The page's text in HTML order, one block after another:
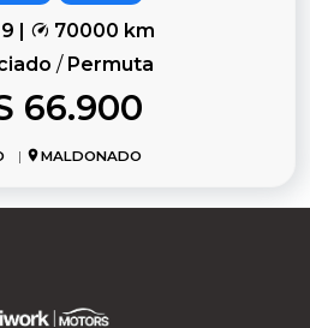
|
70000 km
/ Permuta
66.900
| MALDONADO